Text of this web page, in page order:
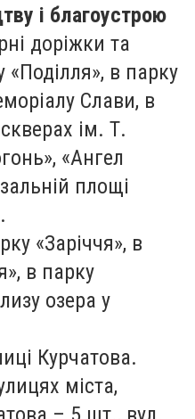
і благоустрою
доріжки та
в парку
Слави, в
ім. Т.
«Ангел
площі
«Заріччя», в
в парку
озера у
Курчатова.
міста,